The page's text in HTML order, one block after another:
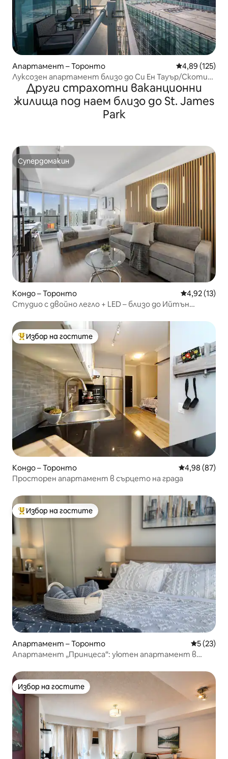
Апартамент – Торонто Средна
4,89 (125)
Луксозен апартамент близо до Си Ен Тауър/Скотия
Арена с паркинг
Други страхотни ваканционни
жилища под наем близо до St. James
Park
Супердомакин
Супердомакин
Кондо – Торонто Средна
4,92 (13)
Студио с двойно легло + LED – близо до Ийтън
Най-популярен избор на гостите
Избор на гостите
Кондо – Торонто Средна
4,98 (87)
Просторен апартамент в сърцето на града
Най-популярен избор на гостите
Избор на гостите
Апартамент – Торонто Средна
5 (23)
Апартамент „Принцеса“: уютен апартамент в
Избор на гостите
Избор на гостите